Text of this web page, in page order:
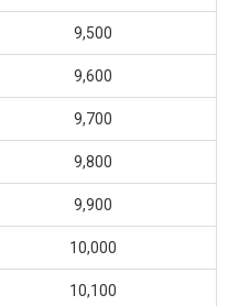
9,500
9,600
9,700
9,800
9,900
10,000
10,100